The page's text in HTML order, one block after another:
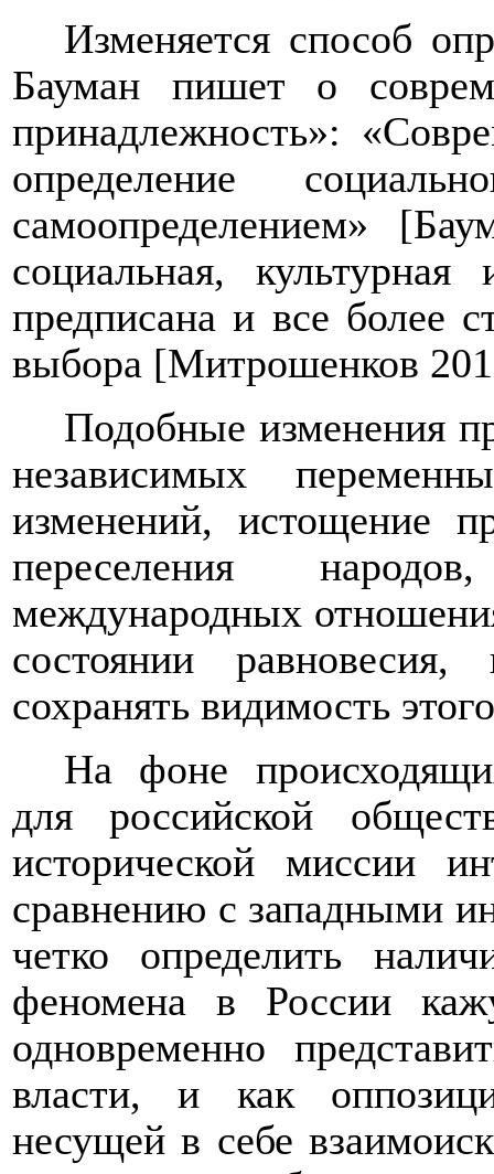
Изменяется способ
Бауман пишет о
принадлежность»:
определение
самоопределением»
социальная,
предписана и все более
выбора [Митрошенков
Подобные изменения
независимых
изменений, истощение
переселения
международных
состоянии
сохранять видимость
На фоне
для российской
исторической миссии
сравнению с западными
четко определить
феномена в России
одновременно
власти, и как
несущей в себе